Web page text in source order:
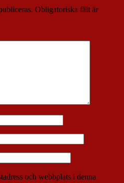
Obligatoriska fält är
och webbplats i denna